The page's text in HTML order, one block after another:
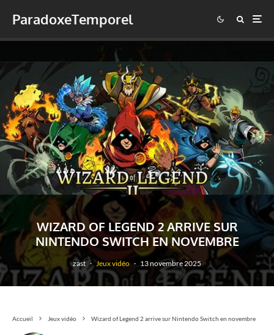
ParadoxeTemporel
WIZARD OF LEGEND 2 ARRIVE SUR
NINTENDO SWITCH EN NOVEMBRE
zast · Jeux vidéo · 13 novembre 2025
Accueil Jeux vidéo Wizard of Legend 2 arrive sur Nintendo Switch en novembre